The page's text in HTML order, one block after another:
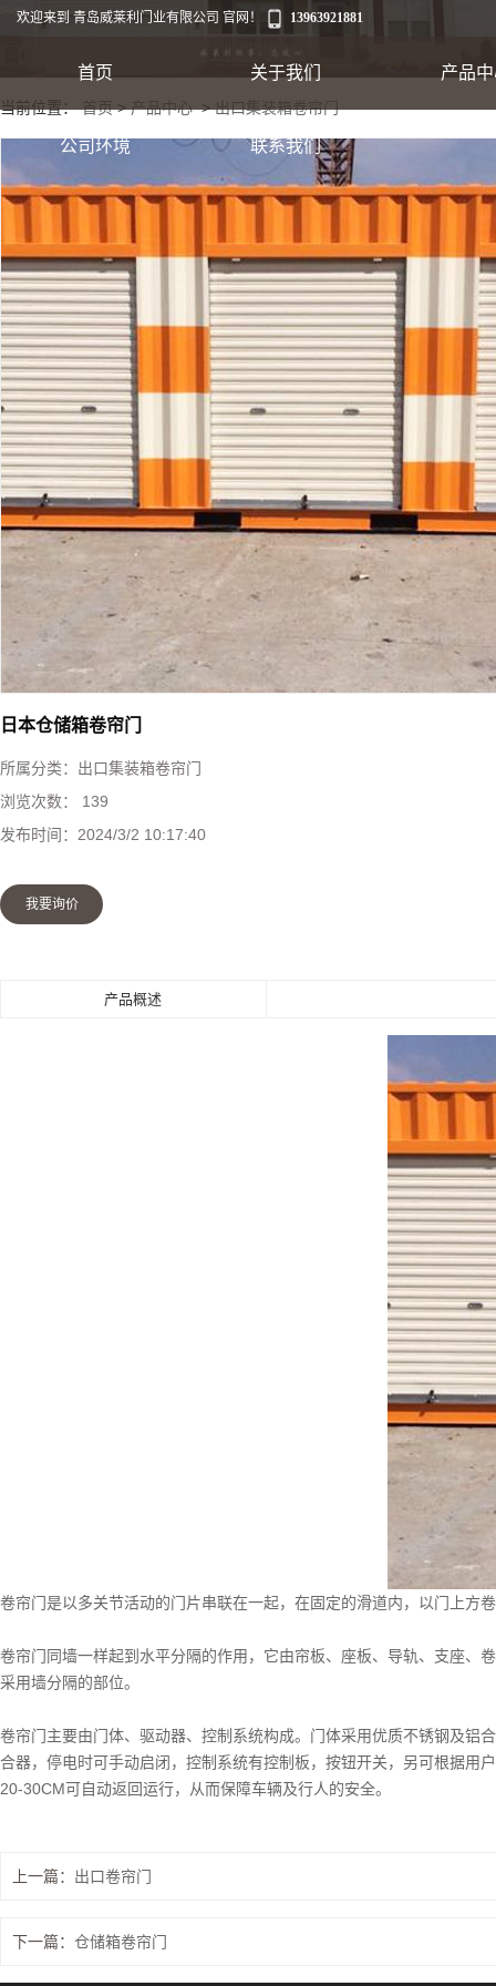
欢迎来到 青岛威莱利门业有限公司 官网！ 13963921881
首页 关于我们 产品
出口集装箱卷帘
翻板车库门
快速软帘门
快速堆积门
工业提升门
防火卷帘门
铝艺门.围栏
公司环境 联系我们
当前位置：首页>产品中心>出口集装箱卷帘门
日本仓储箱卷帘门
所属分类： 出口集装箱卷帘门
浏览次数：
139
发布时间： 2024/3/2 10:17:40
我要询价
产品概述
卷帘门是以多关节活动的门片串联在一起，在固定的滑道内，以门上方
卷帘门同墙一样起到水平分隔的作用，它由帘板、座板、导轨、支座、
采用墙分隔的部位。
卷帘门主要由门体、驱动器、控制系统构成。门体采用优质不锈钢及铝
合器，停电时可手动启闭，控制系统有控制板，按钮开关，另可根据用
20-30CM可自动返回运行，从而保障车辆及行人的安全。
上一篇： 出口卷帘门
下一篇： 仓储箱卷帘门